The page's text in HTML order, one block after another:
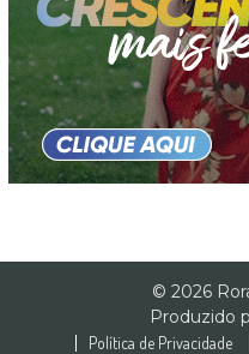
© 2026
Produzido
Política de Privacidade